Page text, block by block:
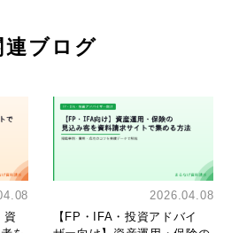
連ブログ
資
2026.04.08
【FP・IFA・投資アドバイ